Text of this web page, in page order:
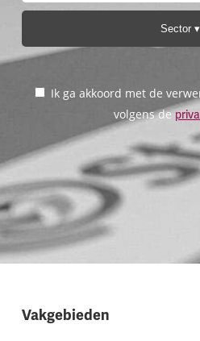
Sector
Ik ga akkoord met de
volgens de
Vakgebieden